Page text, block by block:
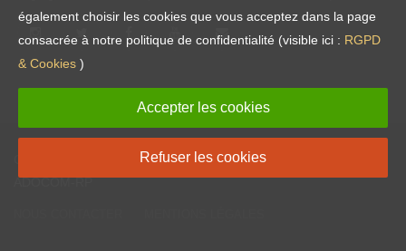
Les saladestous droits réservés. Réalisé par
ADOCOM-RP
également choisir les cookies que vous acceptez dans la page
consacrée à notre politique de confidentialité (visible ici : RGPD
& Cookies )
Accepter les cookies
Refuser les cookies